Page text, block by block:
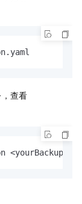
查看